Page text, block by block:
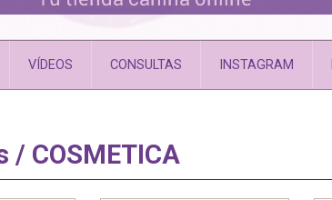
VÍDEOS CONSULTAS INSTAGRAM
/ COSMETICA